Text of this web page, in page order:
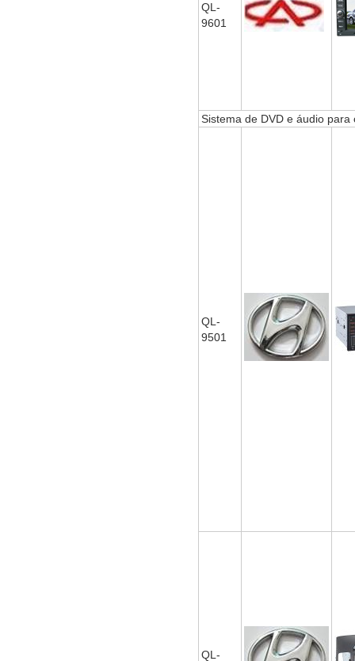
QL-
9601
Sistema de DVD e áudio para
QL-
9501
QL-